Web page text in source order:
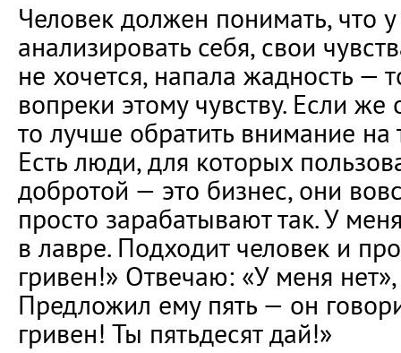
Человек должен понимать, что
анализировать себя, свои
не хочется, напала жадность —
вопреки этому чувству. Если же
то лучше обратить внимание на
Есть люди, для которых
добротой — это бизнес, они
просто зарабатывают так. У
в лавре. Подходит человек и
гривен!» Отвечаю: «У меня
Предложил ему пять — он
гривен! Ты пятьдесят дай!»